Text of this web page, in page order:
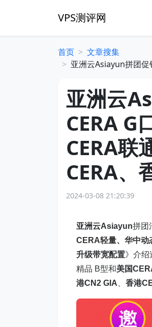
VPS测评网
首页
文章搜集
亚洲云Asiayun拼团促
亚洲云
CERA G
CERA联
CERA、
2024-03-08 21:20:39
亚洲云Asiayun拼团
CERA轻量、华中动
升级带宽配置》介绍
精品 B型和美国
港CN2 GIA
香港